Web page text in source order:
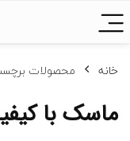
خانه محصولات
ماسک با